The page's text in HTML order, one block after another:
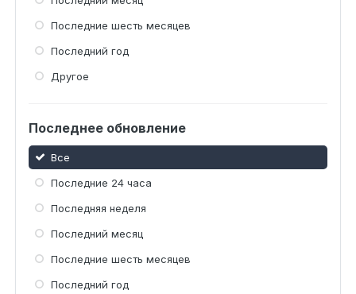
Последние шесть месяцев
Последний год
Другое
Последнее обновление
Все
Последние 24 часа
Последняя неделя
Последний месяц
Последние шесть месяцев
Последний год